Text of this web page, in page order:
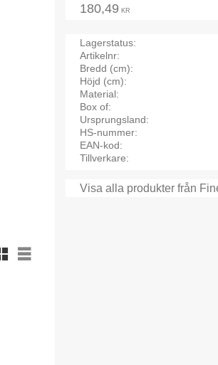
Rutnätsvy
Listvy
180,49 KR
Lagerstatus
Artikelnr
Bredd (cm)
Höjd (cm)
Material
Box of
Ursprungsland
HS-nummer
EAN-kod
Tillverkare
Visa alla produkter från